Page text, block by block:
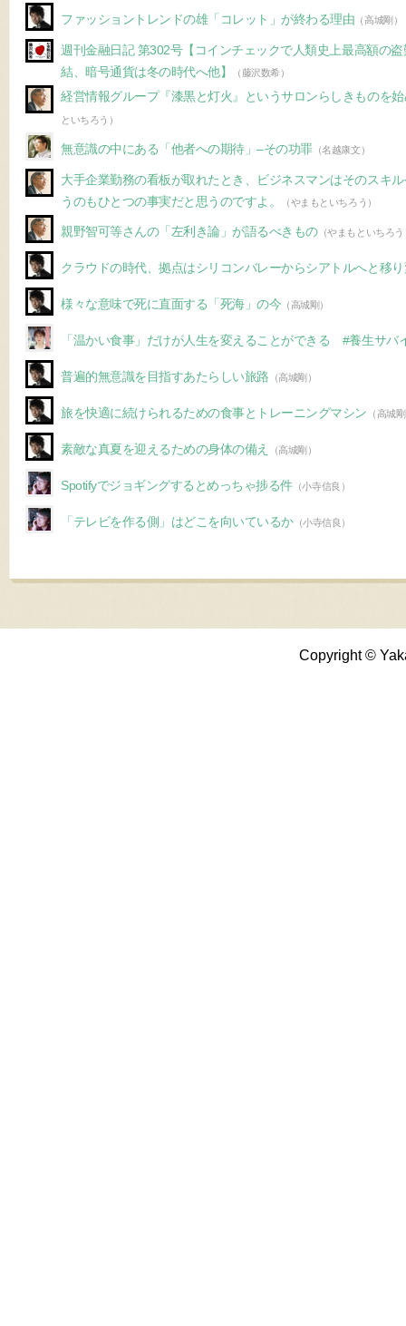
ファッショントレンドの雄「コレット」が終わる理由 （高城剛）
週刊金融日記 第302号【コインチェックで人類史上最高額の
結、暗号通貨は冬の時代へ他】
（藤沢数希）
経営情報グループ『漆黒と灯火』というサロンらしきものを
といちろう）
無意識の中にある「他者への期待」–その功罪（名越康文）
大手企業勤務の看板が取れたとき、ビジネスマンはそのスキ
うのもひとつの事実だと思うのですよ。
（やまもといちろう）
親野智可等さんの「左利き論」が語るべきもの（やまもといちろう
クラウドの時代、拠点はシリコンバレーからシアトルへと移
様々な意味で死に直面する「死海」の今 （高城剛）
「温かい食事」だけが人生を変えることができる #養生サバ
普遍的無意識を目指すあたらしい旅路 （高城剛）
旅を快適に続けられるための食事とトレーニングマシン （高城
素敵な真夏を迎えるための身体の備え （高城剛）
Spotifyでジョギングするとめっちゃ捗る件（小寺信良）
「テレビを作る側」はどこを向いているか（小寺信良）
Copyright ©